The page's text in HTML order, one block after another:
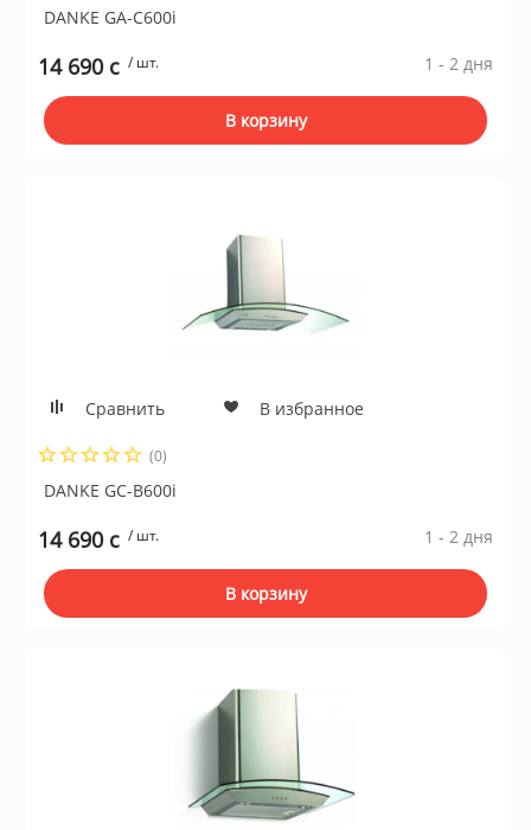
DANKE GA-C600i
14 690 c / шт. 1 - 2 дня
В корзину
Сравнить В избранное
(0)
DANKE GC-B600i
14 690 c / шт. 1 - 2 дня
В корзину